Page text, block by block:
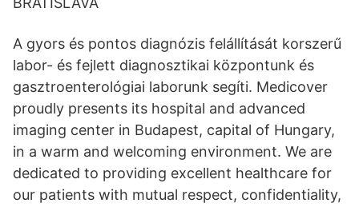
A gyors és pontos diagnózis felállítását korszerű
labor- és fejlett diagnosztikai központunk és
gasztroenterológiai laborunk segíti. Medicover
proudly presents its hospital and advanced
imaging center in Budapest, capital of Hungary,
in a warm and welcoming environment. We are
dedicated to providing excellent healthcare for
our patients with mutual respect, confidentiality,